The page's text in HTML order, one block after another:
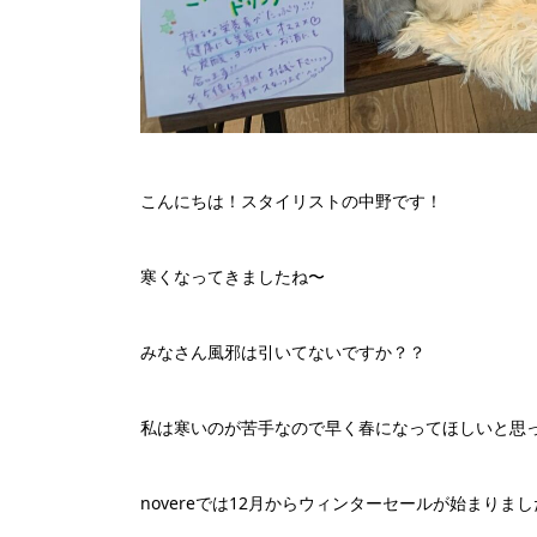
こんにちは！スタイリストの中野です！
寒くなってきましたね〜
みなさん風邪は引いてないですか？？
私は寒いのが苦手なので早く春になってほしいと思
novereでは12月からウィンターセールが始まりま